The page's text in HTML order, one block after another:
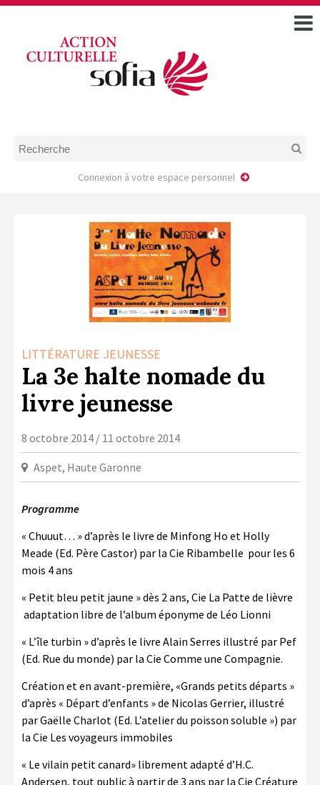
DOSSIERS DE DEMANDE
FAIRE UNE DEMANDE D’AIDE
MODÈLE D’ACCORD DE
AUTEUR/PORTEUR DE
PROJET
LA CULTURE AVEC LA COPIE
Connexion à votre espace personnel
LITTÉRATURE JEUNESSE
La 3e halte nomade du
livre jeunesse
8 octobre 2014 / 11 octobre 2014
Aspet, Haute Garonne
Programme
« Chuuut… » d’après le livre de Minfong Ho et Holly
Meade (Ed. Père Castor) par la Cie Ribambelle pour les 6
mois 4 ans
« Petit bleu petit jaune » dès 2 ans, Cie La Patte de lièvre
adaptation libre de l’album éponyme de Léo Lionni
« L’île turbin » d’après le livre Alain Serres illustré par Pef
(Ed. Rue du monde) par la Cie Comme une Compagnie.
Création et en avant-première, «Grands petits départs »
d’après « Départ d’enfants » de Nicolas Gerrier, illustré
par Gaëlle Charlot (Ed. L’atelier du poisson soluble ») par
la Cie Les voyageurs immobiles
« Le vilain petit canard» librement adapté d’H.C.
Andersen, tout public à partir de 3 ans par la Cie Créature